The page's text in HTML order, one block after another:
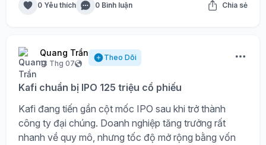
0 Yêu thích 0 Bình luận Chia sẻ
Quang Trần
13 Thg 07
Theo Dõi
Kafi chuẩn bị IPO 125 triệu cổ phiếu
Kafi đang tiến gần cột mốc IPO sau khi trở thành
công ty đại chúng. Doanh nghiệp tăng trưởng rất
nhanh về quy mô, nhưng tốc độ mở rộng bằng vốn